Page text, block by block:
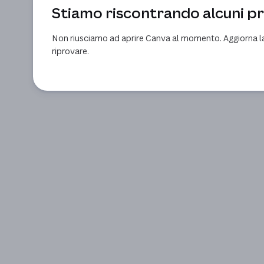
Stiamo riscontrando alcuni
Non riusciamo ad aprire Canva al momento. Aggiorna
riprovare.